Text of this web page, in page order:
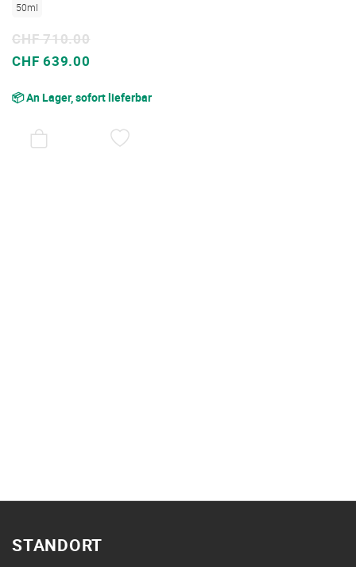
50ml
Sonderpreis
CHF 639.00
CHF 710.00
📦 An Lager, sofort lieferbar
STANDORT